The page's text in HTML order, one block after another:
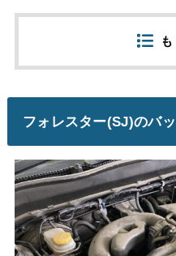
も
フォレスター(SJ)のバ